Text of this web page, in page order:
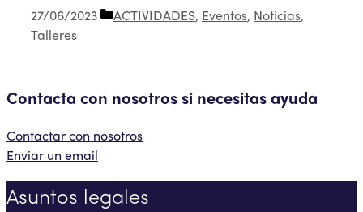
27/06/2023
Categorías
ACTIVIDADES, Eventos, Noticias,
Talleres
Contacta con nosotros si necesitas ayuda
Contactar con nosotros
Enviar un email
Asuntos legales